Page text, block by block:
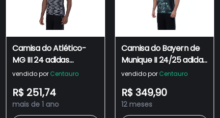
Camisa do Atlético-
MG III 24 adidas
Masculina Torcedor
vendido por Centauro
R$ 251,74
mais de 1 ano
Camisa do Bayern de
Munique II 24/25 adidas
Masculina Torcedor
vendido por Centauro
R$ 349,90
12 meses